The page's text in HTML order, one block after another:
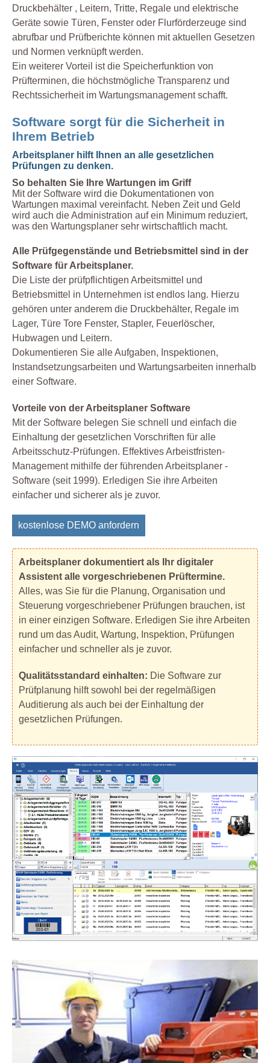
Druckbehälter , Leitern, Tritte, Regale und elektrische
Geräte sowie Türen, Fenster oder Flurförderzeuge sind
abrufbar und Prüfberichte können mit aktuellen Gesetzen
und Normen verknüpft werden.
Ein weiterer Vorteil ist die Speicherfunktion von
Prüfterminen, die höchstmögliche Transparenz und
Rechtssicherheit im Wartungsmanagement schafft.
Software sorgt für die Sicherheit in
Ihrem Betrieb
Arbeitsplaner hilft Ihnen an alle gesetzlichen
Prüfungen zu denken.
So behalten Sie Ihre Wartungen im Griff
Mit der Software wird die Dokumentationen von
Wartungen maximal vereinfacht. Neben Zeit und Geld
wird auch die Administration auf ein Minimum reduziert,
was den Wartungsplaner sehr wirtschaftlich macht.
Alle Prüfgegenstände und Betriebsmittel sind in der
Software für Arbeitsplaner.
Die Liste der prüfpflichtigen Arbeitsmittel und
Betriebsmittel in Unternehmen ist endlos lang. Hierzu
gehören unter anderem die Druckbehälter, Regale im
Lager, Türe Tore Fenster, Stapler, Feuerlöscher,
Hubwagen und Leitern.
Dokumentieren Sie alle Aufgaben, Inspektionen,
Instandsetzungsarbeiten und Wartungsarbeiten innerhalb
einer Software.
Vorteile von der Arbeitsplaner Software
Mit der Software belegen Sie schnell und einfach die
Einhaltung der gesetzlichen Vorschriften für alle
Arbeitsschutz-Prüfungen. Effektives Arbeistfristen-
Management mithilfe der führenden Arbeitsplaner -
Software (seit 1999). Erledigen Sie ihre Arbeiten
einfacher und sicherer als je zuvor.
kostenlose DEMO anfordern
Arbeitsplaner dokumentiert als Ihr digitaler
Assistent alle vorgeschriebenen Prüftermine.
Alles, was Sie für die Planung, Organisation und
Steuerung vorgeschriebener Prüfungen brauchen, ist
in einer einzigen Software. Erledigen Sie ihre Arbeiten
rund um das Audit, Wartung, Inspektion, Prüfungen
einfacher und schneller als je zuvor.
Qualitätsstandard einhalten: Die Software zur
Prüfplanung hilft sowohl bei der regelmäßigen
Auditierung als auch bei der Einhaltung der
gesetzlichen Prüfungen.